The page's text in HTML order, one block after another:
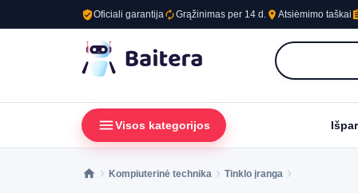
verified_userOficiali garantijaautorenewGrąžinimas per 14 d. place Atsiėmimo taškai
menuVisos kategorijos
Kompiuterinė technika Tinklo įranga